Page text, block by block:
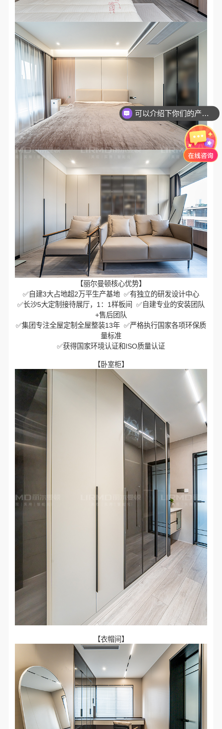
【丽尔曼顿核心优势】
✅自建3大占地超2万平生产基地 ✅有独立的研发设计中心
✅长沙5大定制接待展厅，1：1样板间 ✅自建专业的安装团队
+售后团队
✅集团专注全屋定制全屋整装13年 ✅严格执行国家各项环保质
量标准
✅获得国家环境认证和ISO质量认证
【卧室柜】
【衣帽间】
你们是怎么收费的呢？